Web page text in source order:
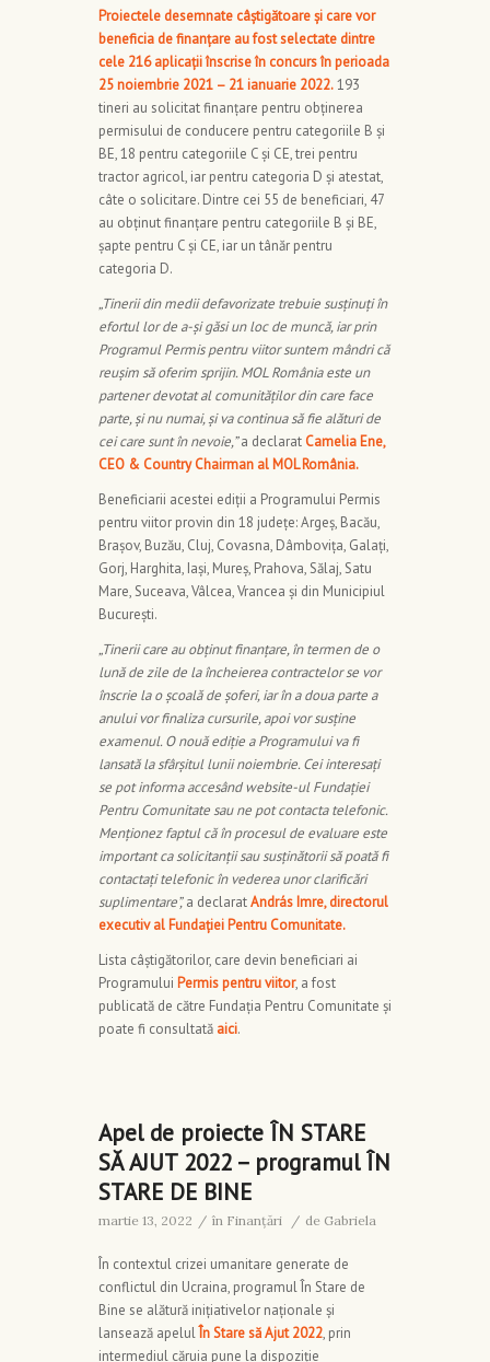
Proiectele desemnate câștigătoare și care vor
beneficia de finanțare au fost selectate dintre
cele 216 aplicații înscrise în concurs în perioada
25 noiembrie 2021 – 21 ianuarie 2022.193
tineri au solicitat finanțare pentru obținerea
permisului de conducere pentru categoriile B și
BE, 18 pentru categoriile C și CE, trei pentru
tractor agricol, iar pentru categoria D și atestat,
câte o solicitare. Dintre cei 55 de beneficiari, 47
au obținut finanțare pentru categoriile B și BE,
șapte pentru C și CE, iar un tânăr pentru
categoria D.
„Tinerii din medii defavorizate trebuie susținuți în
efortul lor de a-și găsi un loc de muncă, iar prin
Programul Permis pentru viitor suntem mândri că
reușim să oferim sprijin. MOL România este un
partener devotat al comunităților din care face
parte, și nu numai, și va continua să fie alături de
cei care sunt în nevoie,”a declarat Camelia Ene,
CEO & Country Chairman al MOL România.
Beneficiarii acestei ediții a Programului Permis
pentru viitor provin din 18 județe: Argeș, Bacău,
Brașov, Buzău, Cluj, Covasna, Dâmbovița, Galați,
Gorj, Harghita, Iași, Mureș, Prahova, Sălaj, Satu
Mare, Suceava, Vâlcea, Vrancea și din Municipiul
București.
„Tinerii care au obținut finanțare, în termen de o
lună de zile de la încheierea contractelor se vor
înscrie la o școală de șoferi, iar în a doua parte a
anului vor finaliza cursurile, apoi vor susține
examenul. O nouă ediție a Programului va fi
lansată la sfârșitul lunii noiembrie. Cei interesați
se pot informa accesând website-ul Fundației
Pentru Comunitate sau ne pot contacta telefonic.
Menționez faptul că în procesul de evaluare este
important ca solicitanții sau susținătorii să poată fi
contactați telefonic în vederea unor clarificări
suplimentare”,a declaratAndrás Imre, directorul
executiv al Fundației Pentru Comunitate.
Lista câștigătorilor, care devin beneficiari ai
Programului Permis pentru viitor, a fost
publicată de către Fundația Pentru Comunitate și
poate fi consultată aici.
Apel de proiecte ÎN STARE
SĂ AJUT 2022 – programul ÎN
STARE DE BINE
martie 13, 2022 / în Finanţări / de Gabriela
În contextul crizei umanitare generate de
conflictul din Ucraina, programul În Stare de
Bine se alătură inițiativelor naționale și
lansează apelulÎn Stare să Ajut 2022, prin
intermediul căruia pune la dispoziție